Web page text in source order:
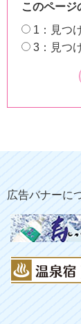
このページ
1：見つ
3：見つ
広告バナーに